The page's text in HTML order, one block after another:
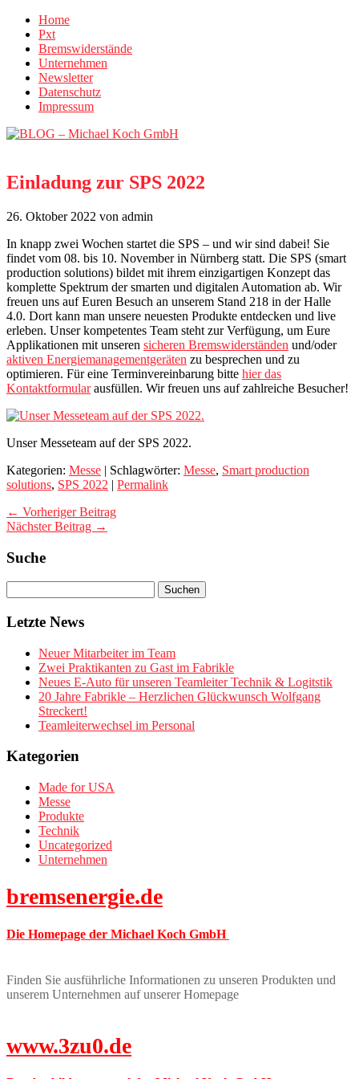
Home
Pxt
Bremswiderstände
Unternehmen
Newsletter
Datenschutz
Impressum
Einladung zur SPS 2022
26. Oktober 2022 von admin
In knapp zwei Wochen startet die SPS – und wir sind dabei! Sie
findet vom 08. bis 10. November in Nürnberg statt. Die SPS (smart
production solutions) bildet mit ihrem einzigartigen Konzept das
komplette Spektrum der smarten und digitalen Automation ab. Wir
freuen uns auf Euren Besuch an unserem Stand 218 in der Halle
4.0. Dort kann man unsere neuesten Produkte entdecken und live
erleben. Unser kompetentes Team steht zur Verfügung, um Eure
Applikationen mit unseren sicheren Bremswiderständen und/oder
aktiven Energiemanagementgeräten zu besprechen und zu
optimieren. Für eine Terminvereinbarung bitte hier das
Kontaktformularausfüllen. Wir freuen uns auf zahlreiche Besucher!
Unser Messeteam auf der SPS 2022.
Kategorien: Messe | Schlagwörter: Messe, Smart production
solutions, SPS 2022 | Permalink
← Vorheriger Beitrag
Nächster Beitrag →
Suche
Letzte News
Neuer Mitarbeiter im Team
Zwei Praktikanten zu Gast im Fabrikle
Neues E-Auto für unseren Teamleiter Technik & Logitstik
20 Jahre Fabrikle – Herzlichen Glückwunsch Wolfgang
Streckert!
Teamleiterwechsel im Personal
Kategorien
Made for USA
Messe
Produkte
Technik
Uncategorized
Unternehmen
bremsenergie.de
Die Homepage der Michael Koch GmbH
Finden Sie ausführliche Informationen zu unseren Produkten und
unserem Unternehmen auf unserer Homepage
www.3zu0.de